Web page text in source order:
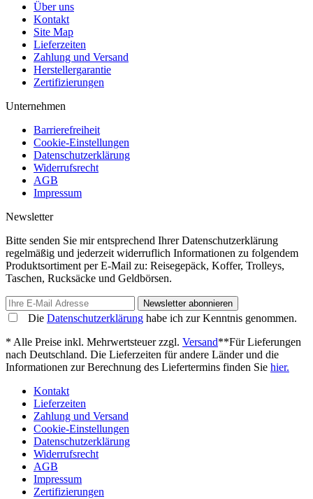
Über uns
Kontakt
Site Map
Lieferzeiten
Zahlung und Versand
Herstellergarantie
Zertifizierungen
Unternehmen
Barrierefreiheit
Cookie-Einstellungen
Datenschutzerklärung
Widerrufsrecht
AGB
Impressum
Newsletter
Bitte senden Sie mir entsprechend Ihrer Datenschutzerklärung
regelmäßig und jederzeit widerruflich Informationen zu folgendem
Produktsortiment per E-Mail zu: Reisegepäck, Koffer, Trolleys,
Taschen, Rucksäcke und Geldbörsen.
Newsletter abonnieren
Die Datenschutzerklärung habe ich zur Kenntnis genommen.
* Alle Preise inkl. Mehrwertsteuer zzgl. Versand**Für Lieferungen
nach Deutschland. Die Lieferzeiten für andere Länder und die
Informationen zur Berechnung des Liefertermins finden Sie hier.
Kontakt
Lieferzeiten
Zahlung und Versand
Cookie-Einstellungen
Datenschutzerklärung
Widerrufsrecht
AGB
Impressum
Zertifizierungen